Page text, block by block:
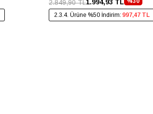
1.994,93 TL
2.849,90 TL
2.3.4. Ürüne %50 İndirim: 997,47 TL